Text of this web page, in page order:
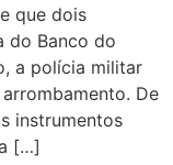
que dois
do Banco do
a polícia militar
De
instrumentos
[…]